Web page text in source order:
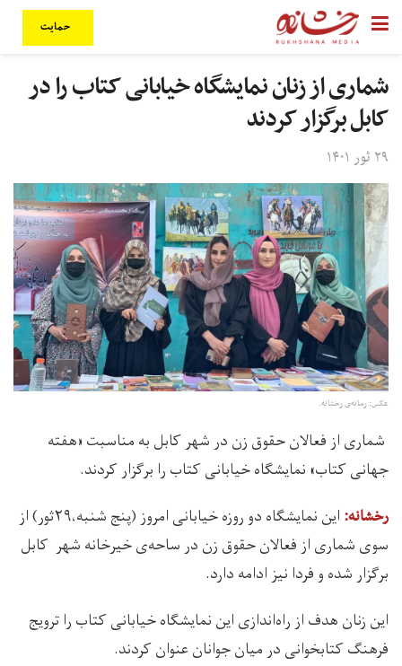
حمایت
شماری از زنان نمایشگاه خیابانی کتاب را در
کابل برگزار کردند
۲۹ ثور ۱۴۰۱
عکس: رسانه‌ی رخشانه.
شماری از فعالان حقوق زن در شهر کابل به مناسبت «هفته
جهانی کتاب» نمایشگاه خیابانی کتاب را برگزار کردند.
رخشانه:‌
این نمایشگاه دو روزه خیابانی امروز (پنج شنبه،۲۹ثور) از
سوی شماری از فعالان حقوق زن در ساحه‌ی خیرخانه شهر کابل
برگزار شده و فردا نیز ادامه دارد.
این زنان هدف از راه‌اندازی این نمایشگاه خیابانی کتاب را ترویج
فرهنگ کتابخوانی در میان جوانان عنوان کردند.